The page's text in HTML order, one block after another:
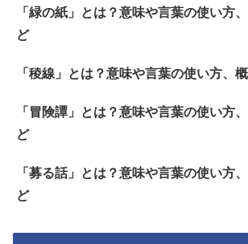
「緑の紙」とは？意味や言葉の使い方
ど
「稜線」とは？意味や言葉の使い方、
「冒険譚」とは？意味や言葉の使い方
ど
「募る話」とは？意味や言葉の使い方
ど